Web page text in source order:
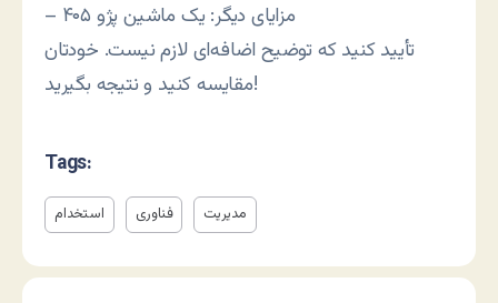
– مزایای دیگر: یک ماشین پژو ۴۰۵
تأیید کنید که توضیح اضافه‌ای لازم نیست. خودتان
مقایسه کنید و نتیجه بگیرید!
Tags:
استخدام فناوری مدیریت